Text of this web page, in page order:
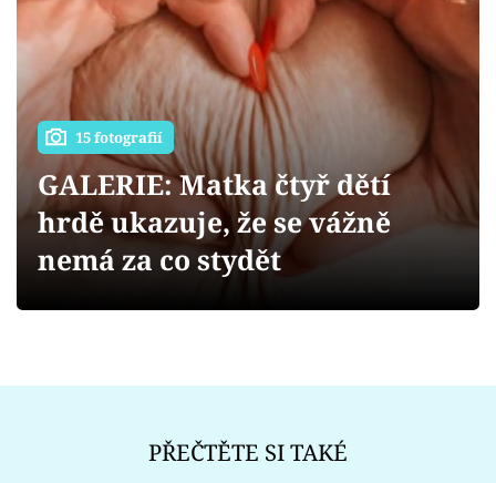
Virály
Sex a vztahy
Videa
Sledujte prima+
Přihlášení
15 fotografií
GALERIE: Matka čtyř dětí
hrdě ukazuje, že se vážně
nemá za co stydět
PŘEČTĚTE SI TAKÉ